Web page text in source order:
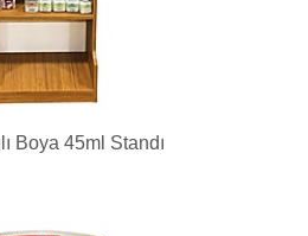
Boya 45ml Standı